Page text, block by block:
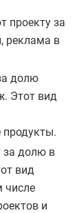
проекту за
реклама в
долю
Этот вид
за долю в
вид
числе
и